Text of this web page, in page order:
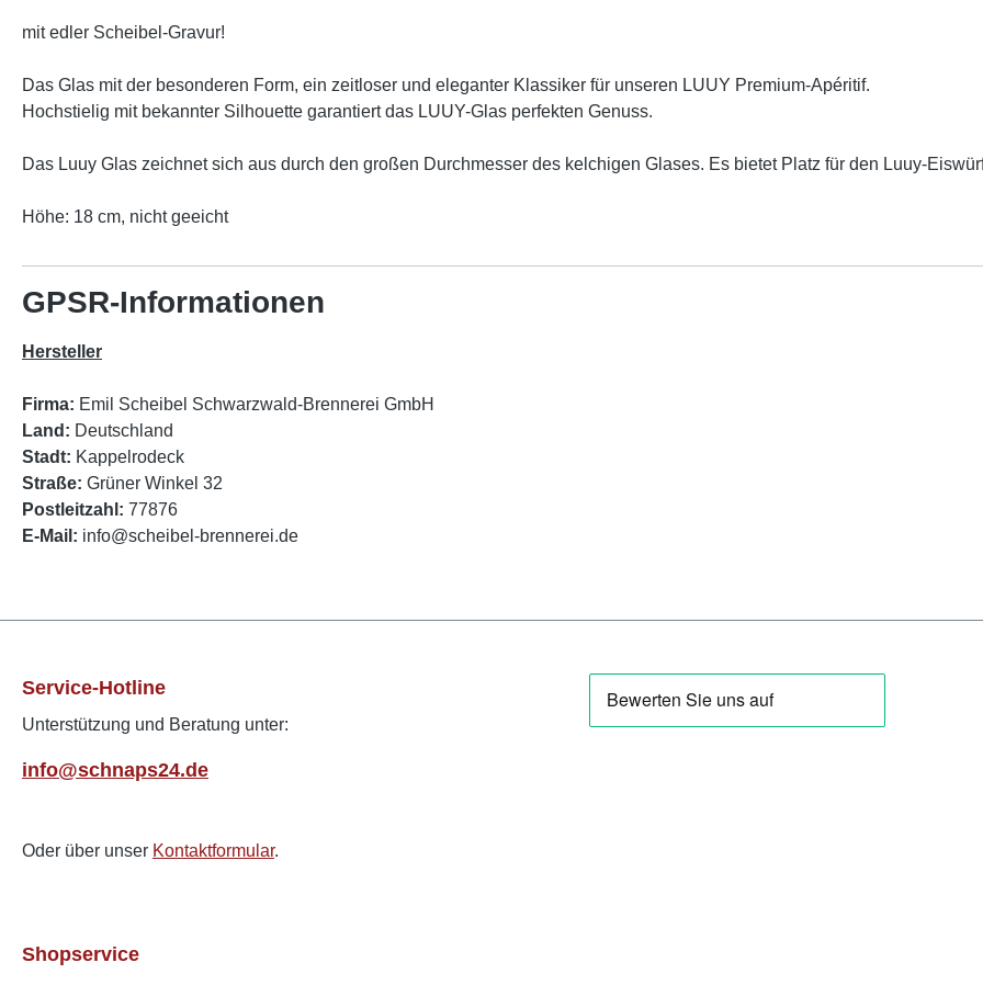
mit edler Scheibel-Gravur!
Das Glas mit der besonderen Form, ein zeitloser und eleganter Klassiker für unseren LUUY Premium-Apéritif.
Hochstielig mit bekannter Silhouette garantiert das LUUY-Glas perfekten Genuss.
Das Luuy Glas zeichnet sich aus durch den großen Durchmesser des kelchigen Glases. Es bietet Platz für den Luuy-
Höhe: 18 cm, nicht geeicht
GPSR-Informationen
Hersteller
Firma: Emil Scheibel Schwarzwald-Brennerei GmbH
Land: Deutschland
Stadt: Kappelrodeck
Straße: Grüner Winkel 32
Postleitzahl: 77876
E-Mail: info@scheibel-brennerei.de
Service-Hotline
Unterstützung und Beratung unter:
info@schnaps24.de
Oder über unser Kontaktformular.
Shopservice